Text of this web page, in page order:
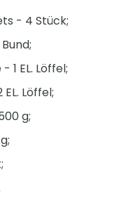
- 4 Stück;
1 EL. Löffel;
Löffel;
g;